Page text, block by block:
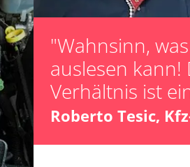
Steuergerät
unbekannte
Zurücksetzen
Zurücksetzen
"Wahnsinn,
auslesen kann!
Verhältnis ist
Roberto Tesic,